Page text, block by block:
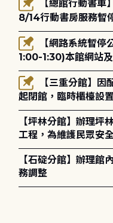
8/14行動書房服務暫
1:00-1:30)本館網站
網路升級更新將暫停
起閉館，臨時櫃檯設
造成不便，敬請見諒
【坪林分館】辦理坪
工程，為維護民眾安
【石碇分館】辦理館
務調整